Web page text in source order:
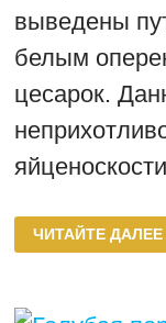
выведены
белым
цесарок.
ПОРОДА
ЗАГОРСКИХ
БЕЛОГРУДЫХ
ЧИТАЙТЕ ДАЛЕЕ